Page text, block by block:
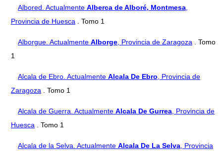
Albored. Actualmente Alberca de Alboré, Montmesa
Provincia de Huesca . Tomo 1
Alborgue. Actualmente Alborge , Provincia de Zaragoza . Tomo
1
Alcala de Ebro. Actualmente Alcala De Ebro , Provincia de
Zaragoza . Tomo 1
Alcala de Guerra. Actualmente Alcala De Gurrea , Provincia de
Huesca . Tomo 1
Alcala de la Selva. Actualmente Alcala De La Selva , Provincia